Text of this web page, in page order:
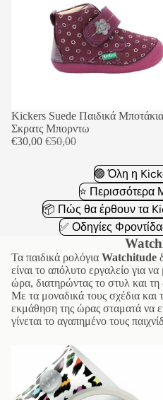
Έκπτωση
Kickers Suede Παιδικά
Σκρατς Μπορντω
Τιμή έκπτωσης
€30,00 Κανονική τιμή
€50,00
🟢 Όλη η
⭐ Περισσότερα
📦 Πώς θα έρθουν τα
✅ Οδηγίες
Τα παιδικά ρολόγια Watchitude
είναι το απόλυτο εργαλείο για
ώρα, διατηρώντας το στυλ και
Με τα μοναδικά τους σχέδια και
εκμάθηση της ώρας σταματά να
γίνεται το αγαπημένο τους